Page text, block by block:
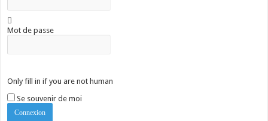
Mot de passe
Only fill in if you are not human
Se souvenir de moi